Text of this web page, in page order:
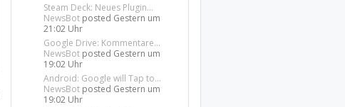
Steam Deck: Neues Plugin...
NewsBot posted Gestern um
21:02 Uhr
Google Drive: Kommentare...
NewsBot posted Gestern um
19:02 Uhr
Android: Google will Tap to...
NewsBot posted Gestern um
19:02 Uhr